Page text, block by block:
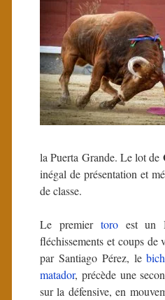
la Puerta Grande. Le lot de
inégal de présentation et
de classe.
Le premier toroest un
fléchissements et coups de
par Santiago Pérez, le
matador, précède une
sur la défensive, en